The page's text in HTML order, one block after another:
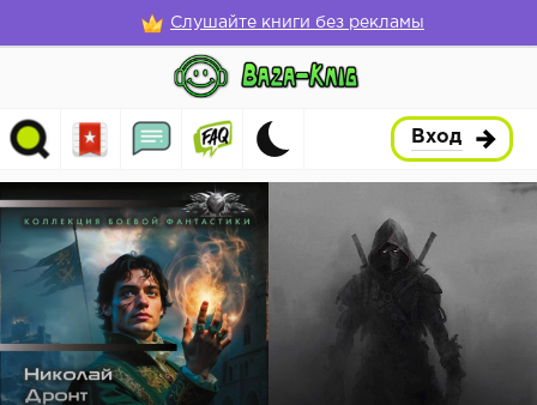
Слушайте книги без рекламы
Вход